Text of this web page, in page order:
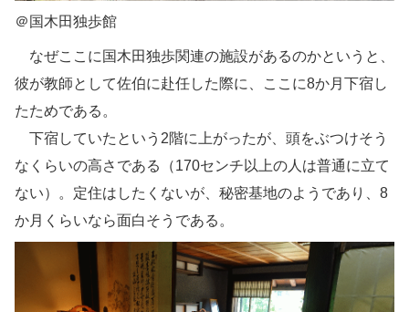
＠国木田独歩館
なぜここに国木田独歩関連の施設があるのかというと、
彼が教師として佐伯に赴任した際に、ここに8か月下宿し
たためである。
下宿していたという2階に上がったが、頭をぶつけそう
なくらいの高さである（170センチ以上の人は普通に立て
ない）。定住はしたくないが、秘密基地のようであり、8
か月くらいなら面白そうである。